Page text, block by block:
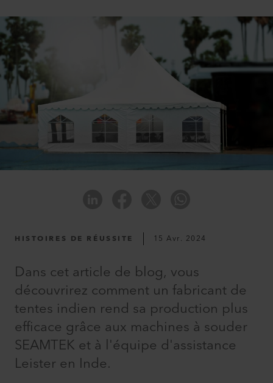
HISTOIRES DE RÉUSSITE 15 Avr. 2024
Dans cet article de blog, vous
découvrirez comment un fabricant de
tentes indien rend sa production plus
efficace grâce aux machines à souder
SEAMTEK et à l'équipe d'assistance
Leister en Inde.